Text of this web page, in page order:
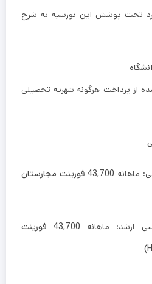
تحت پوشش این بورسیه به شرح
از پرداخت هرگونه شهریه تحصیلی
ماهانه
43,700 فورینت مجارستان
ارشد: ماهانه
43,700 فورینت